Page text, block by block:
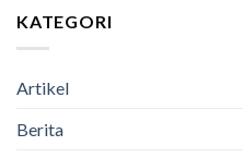
KATEGORI
Artikel
Berita